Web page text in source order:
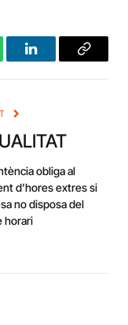
LinkedInCopy
obliga al
d’hores extres si
no disposa del
horari